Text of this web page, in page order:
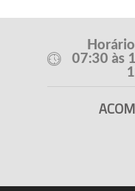
07:30 às